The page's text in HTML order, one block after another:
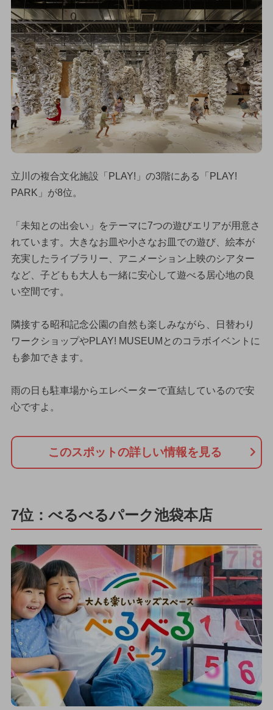
立川の複合文化施設「PLAY!」の3階にある「PLAY!
PARK」が8位。
「未知との出会い」をテーマに7つの遊びエリアが用意さ
れています。大きなお皿や小さなお皿での遊び、絵本が
充実したライブラリー、アニメーション上映のシアター
など、子どもも大人も一緒に安心して遊べる居心地の良
い空間です。
隣接する昭和記念公園の自然も楽しみながら、日替わり
ワークショップやPLAY! MUSEUMとのコラボイベントに
も参加できます。
雨の日も駐車場からエレベーターで直結しているので安
心ですよ。
このスポットの詳しい情報を見る
7位：べるべるパーク池袋本店